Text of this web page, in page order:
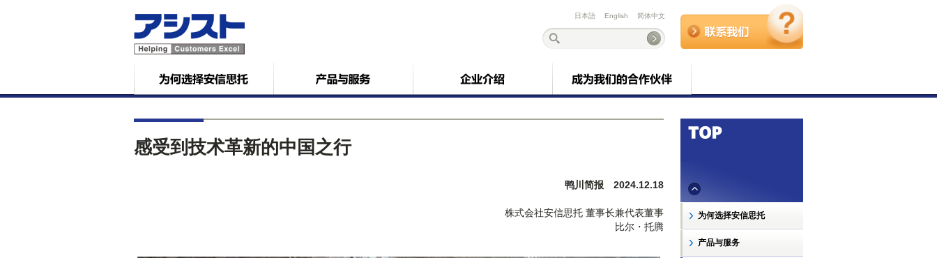
日本語 English 简体中文
感受到技术革新的中国之行
鸭川简报 2024.12.18
株式会社安信思托 董事长兼代表董事
比尔・托腾
为何选择安信思托
产品与服务